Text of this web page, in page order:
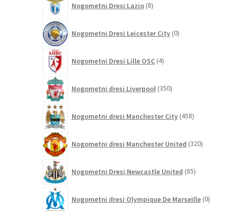
Nogometni Dresi Lazio 8izdelkov
Nogometni Dresi Leicester City 0izdelkov
Nogometni Dresi Lille OSC 4izdelki
Nogometni dresi Liverpool 350izdelkov
Nogometni dresi Manchester City 458izdelkov
Nogometni dresi Manchester United 320izdelkov
Nogometni Dresi Newcastle United 85izdelkov
Nogometni dresi Olympique De Marseille 0